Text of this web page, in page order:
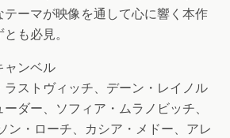
テーマが映像を通して心に響く本作
も必見。
ャンベル
ストヴィッチ、デーン・レイノル
ダー、ソフィア・ムラノビッチ、
ン・ローチ、カシア・メドー、アレ